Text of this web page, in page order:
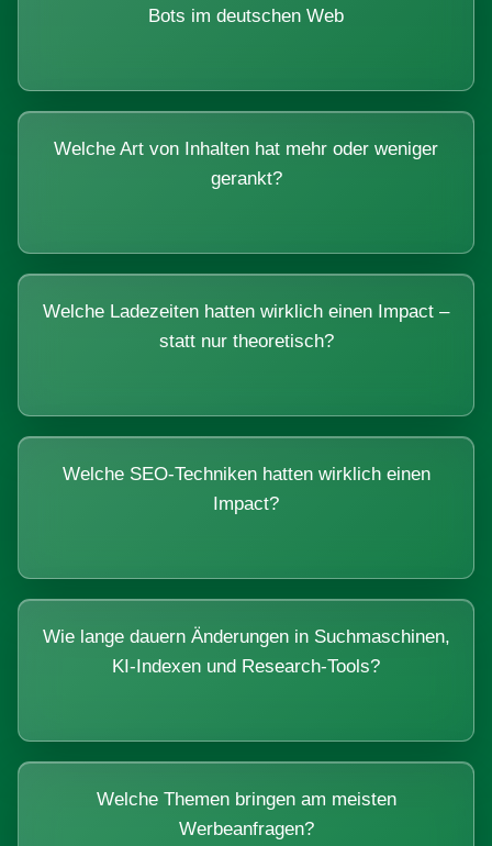
Bots im deutschen Web
Welche Art von Inhalten hat mehr oder weniger
gerankt?
Welche Ladezeiten hatten wirklich einen Impact –
statt nur theoretisch?
Welche SEO-Techniken hatten wirklich einen
Impact?
Wie lange dauern Änderungen in Suchmaschinen,
KI-Indexen und Research-Tools?
Welche Themen bringen am meisten
Werbeanfragen?